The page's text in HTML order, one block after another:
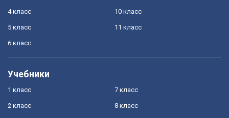
4 класс
5 класс
6 класс
10 класс
11 класс
Учебники
1 класс
2 класс
7 класс
8 класс